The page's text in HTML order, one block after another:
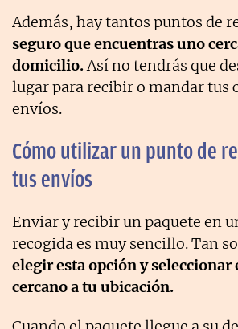
Además, hay tantos puntos de
seguro que encuentras uno
domicilio.Así no tendrás que
lugar para recibir o mandar tus
envíos.
Cómo utilizar un punto de
tus envíos
Enviar y recibir un paquete en
recogida es muy sencillo. Tan
elegir esta opción y seleccionar
cercano a tu ubicación.